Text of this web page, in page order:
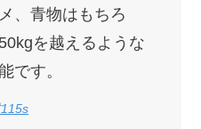
、青物はもちろ
を越えるような
です。